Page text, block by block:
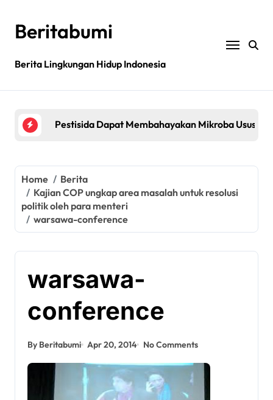
contentBeritabumi
Berita Lingkungan Hidup Indonesia
Pestisida Dapat Membahayakan Mikroba Usus
Jurnal sains menarik kembali studi tentang
Bagaimana rantai pasokan global yang tidak
Filipina: MASIPAG Menentang Persetujuan Beras
Home
Berita
Kajian COP ungkap area masalah untuk resolusi
politik oleh para menteri
warsawa-conference
warsawa-
conference
By Beritabumi Apr 20, 2014 No Comments